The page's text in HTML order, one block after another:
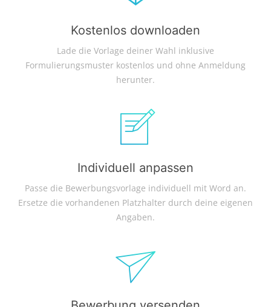
Kostenlos downloaden
Lade die Vorlage deiner Wahl inklusive
Formulierungsmuster kostenlos und ohne Anmeldung
herunter.
Individuell anpassen
Passe die Bewerbungsvorlage individuell mit Word an.
Ersetze die vorhandenen Platzhalter durch deine eigenen
Angaben.